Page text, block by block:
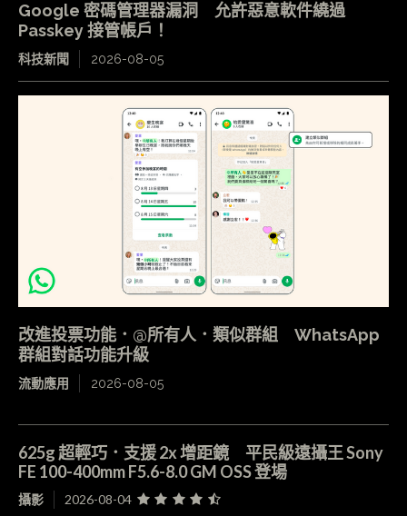
Google 密碼管理器漏洞 允許惡意軟件繞過
Passkey 接管帳戶！
科技新聞 2026-08-05
改進投票功能．@所有人．類似群組 WhatsApp
群組對話功能升級
流動應用 2026-08-05
625g 超輕巧．支援 2x 增距鏡 平民級遠攝王 Sony
FE 100-400mm F5.6-8.0 GM OSS 登場
攝影 2026-08-04